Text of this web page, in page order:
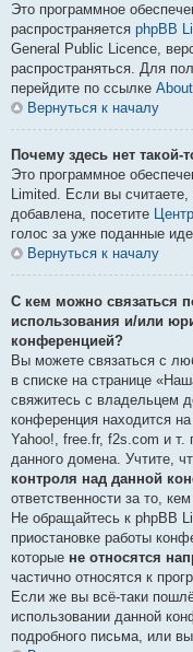
Это программное
распространяется phpBB
General Public Licence,
распространяться. Для
перейдите по ссылке
Вернуться к началу
Почему здесь нет такой-
Это программное
Limited. Если вы
добавлена, посетите
голос за уже поданные
Вернуться к началу
С кем можно связаться
использования и/или
конференцией?
Вы можете связаться с
в списке на странице
свяжитесь с владельцем
конференция находится
Yahoo!, free.fr, f2s.com и т.
данного домена. Учтите,
контроля над данной
ответственности за то,
Не обращайтесь к phpBB
приостановке работы
которые не относятся
частично относятся к
Если же вы всё-таки
использовании данной
подробного письма, или